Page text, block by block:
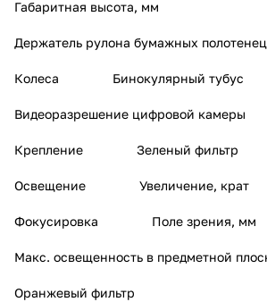
Габаритная высота, мм
Держатель рулона бумажных полотенец
Колеса Бинокулярный тубус
Видеоразрешение цифровой камеры
Крепление Зеленый фильтр
Освещение Увеличение, крат
Фокусировка Поле зрения, мм
Макс. освещенность в предметной
Оранжевый фильтр